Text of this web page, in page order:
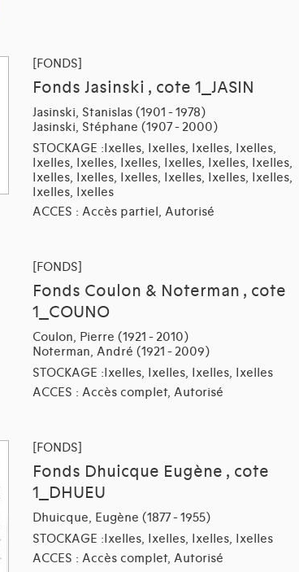
[FONDS]
Fonds Jasinski , cote 1_JASIN
Jasinski, Stanislas (1901 - 1978)
Jasinski, Stéphane (1907 - 2000)
STOCKAGE :Ixelles, Ixelles, Ixelles, Ixelles,
Ixelles, Ixelles, Ixelles, Ixelles, Ixelles, Ixelles,
Ixelles, Ixelles, Ixelles, Ixelles, Ixelles, Ixelles,
Ixelles, Ixelles
ACCES : Accès partiel, Autorisé
[FONDS]
Fonds Coulon & Noterman , cote
1_COUNO
Coulon, Pierre (1921 - 2010)
Noterman, André (1921 - 2009)
STOCKAGE :Ixelles, Ixelles, Ixelles, Ixelles
ACCES : Accès complet, Autorisé
[FONDS]
Fonds Dhuicque Eugène , cote
1_DHUEU
Dhuicque, Eugène (1877 - 1955)
STOCKAGE :Ixelles, Ixelles, Ixelles, Ixelles
ACCES : Accès complet, Autorisé